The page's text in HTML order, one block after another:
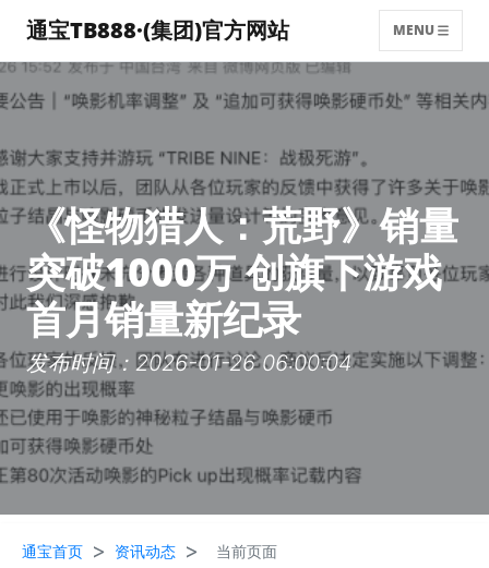
通宝TB888·(集团)官方网站 MENU
《怪物猎人：荒野》销量
突破1000万 创旗下游戏
首月销量新纪录
发布时间：2026-01-26 06:00:04
通宝首页 > 资讯动态 > 当前页面